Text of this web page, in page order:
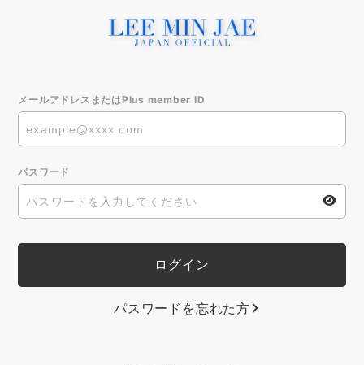
メールアドレスまたはPlus member ID
パスワード
パスワードを忘れた方